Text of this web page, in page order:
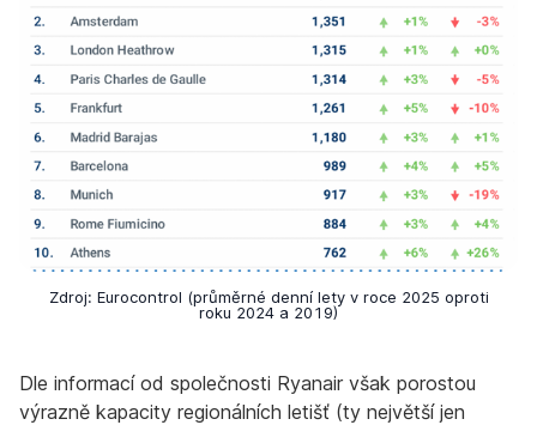
Zdroj: Eurocontrol (průměrné denní lety v roce 2025 oproti
roku 2024 a 2019)
Dle informací od společnosti Ryanair však porostou
výrazně kapacity regionálních letišť (ty největší jen